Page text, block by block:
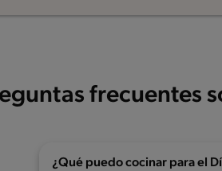
frecuentes
¿Qué puedo cocinar para el